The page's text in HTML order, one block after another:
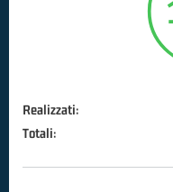
Realizzati:
Totali: